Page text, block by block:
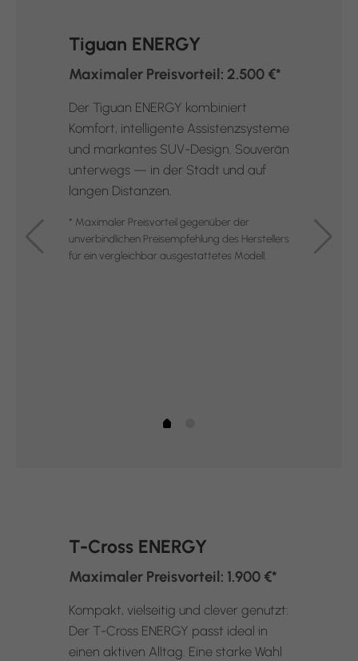
Tiguan ENERGY
Maximaler Preisvorteil: 2.500 €*
Der Tiguan ENERGY kombiniert
Komfort, intelligente Assistenzsysteme
und markantes SUV-Design. Souverän
unterwegs — in der Stadt und auf
langen Distanzen.
* Maximaler Preisvorteil gegenüber der
unverbindlichen Preisempfehlung des Herstellers
für ein vergleichbar ausgestattetes Modell.
T-Cross ENERGY
Maximaler Preisvorteil: 1.900 €*
Kompakt, vielseitig und clever genutzt:
Der T-Cross ENERGY passt ideal in
einen aktiven Alltag. Eine starke Wahl